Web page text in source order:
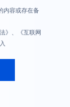
内容或存在备
》、《互联网